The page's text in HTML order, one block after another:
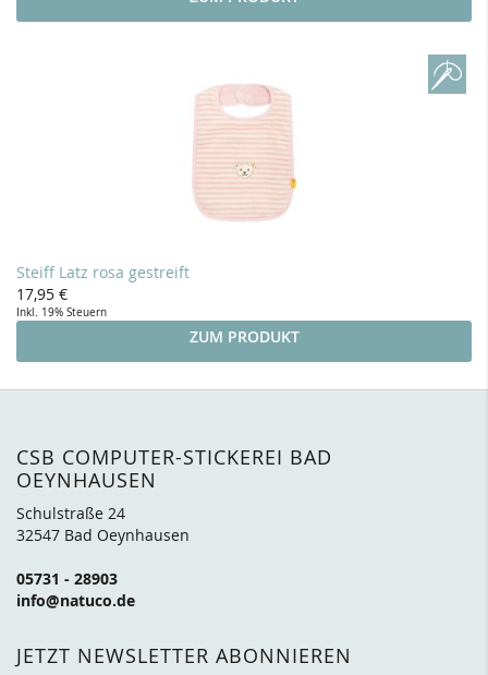
Steiff Latz rosa gestreift
17,95 €
Inkl. 19% Steuern
ZUM PRODUKT
CSB COMPUTER-STICKEREI BAD
OEYNHAUSEN
Schulstraße 24
32547 Bad Oeynhausen
05731 - 28903
info@natuco.de
JETZT NEWSLETTER ABONNIEREN